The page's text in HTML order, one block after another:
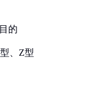
的
、Z型